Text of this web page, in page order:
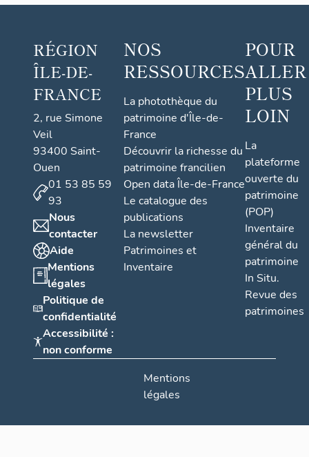
RÉGION
ÎLE-DE-
FRANCE
2, rue Simone
Veil
93400 Saint-
Ouen
01 53 85 59
93
Nous
contacter
Aide
Mentions
légales
Politique de
confidentialité
Accessibilité :
non conforme
NOS
RESSOURCES
La photothèque du
patrimoine d'Île-de-
France
Découvrir la richesse du
patrimoine francilien
Open data Île-de-France
Le catalogue des
publications
La newsletter
Patrimoines et
Inventaire
POUR
ALLER
PLUS
LOIN
La
plateforme
ouverte du
patrimoine
(POP)
Inventaire
général du
patrimoine
In Situ.
Revue des
patrimoines
Mentions
légales